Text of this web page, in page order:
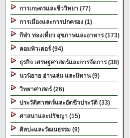
การเกษตรและชีววิทยา (77)
การเมืองและการปกครอง (1)
กีฬา ท่องเที่ยว สุขภาพและอาหาร (173)
คอมพิวเตอร์ (94)
ธุรกิจ เศรษฐศาสตร์และการจัดการ (38)
นวนิยาย อ่านเล่น และนิทาน (9)
วิทยาศาสตร์ (26)
ประวัติศาสตร์และอัตชีวประวัติ (33)
ศาสนาและปรัชญา (15)
ศิลปะและวัฒนธรรม (9)